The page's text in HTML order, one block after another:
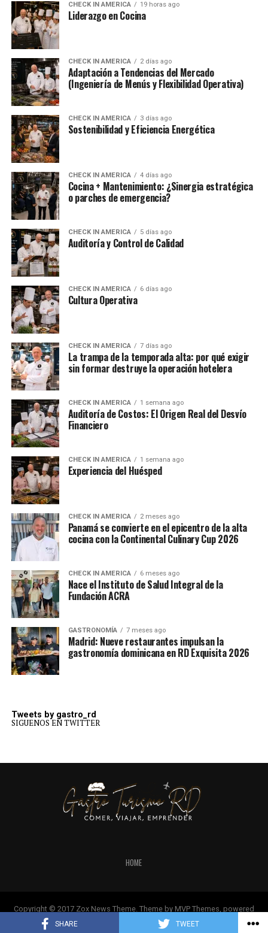
SHARE TWEET
CHECK IN AMERICA 19 horas ago
Liderazgo en Cocina
CHECK IN AMERICA 2 días ago
Adaptación a Tendencias del Mercado
(Ingeniería de Menús y Flexibilidad Operativa)
CHECK IN AMERICA 3 días ago
Sostenibilidad y Eficiencia Energética
CHECK IN AMERICA 4 días ago
Cocina + Mantenimiento: ¿Sinergia estratégica
o parches de emergencia?
CHECK IN AMERICA 5 días ago
Auditoría y Control de Calidad
CHECK IN AMERICA 6 días ago
Cultura Operativa
CHECK IN AMERICA 7 días ago
La trampa de la temporada alta: por qué exigir
sin formar destruye la operación hotelera
CHECK IN AMERICA 1 semana ago
Auditoría de Costos: El Origen Real del Desvío
Financiero
CHECK IN AMERICA 1 semana ago
Experiencia del Huésped
CHECK IN AMERICA 2 meses ago
Panamá se convierte en el epicentro de la alta
cocina con la Continental Culinary Cup 2026
CHECK IN AMERICA 6 meses ago
Nace el Instituto de Salud Integral de la
Fundación ACRA
GASTRONOMÍA 7 meses ago
Madrid: Nueve restaurantes impulsan la
gastronomía dominicana en RD Exquisita 2026
Tweets by gastro_rd
SIGUENOS EN TWITTER
HOME
Copyright © 2017 Zox News Theme. Theme by MVP Themes, powered
by WordPress.